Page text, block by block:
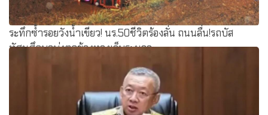
ระทึกซ้ำรอยวังน้ำเขียว! นร.50ชีวิตร้องลั่น ถนนลื่น!รถบัส
ทัศนศึกษาพุ่งตกข้างทางเจ็บระนาว